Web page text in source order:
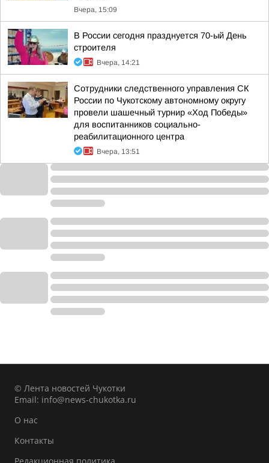
Вчера, 15:09
В России сегодня празднуется 70-ый День
строителя
Вчера, 14:21
Сотрудники следственного управления СК
России по Чукотскому автономному округу
провели шашечный турнир «Ход Победы»
для воспитанников социально-
реабилитационного центра
Вчера, 13:51
© Лента новостей Чукотки
Email: info@news-chukotka.ru
О нас
Контакты